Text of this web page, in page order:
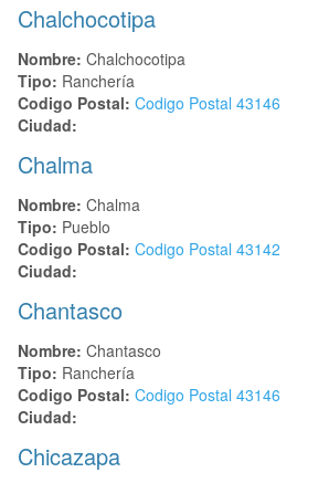
Chalchocotipa
Nombre: Chalchocotipa
Tipo: Ranchería
Codigo Postal: Codigo Postal 43146
Ciudad:
Chalma
Nombre: Chalma
Tipo: Pueblo
Codigo Postal: Codigo Postal 43142
Ciudad:
Chantasco
Nombre: Chantasco
Tipo: Ranchería
Codigo Postal: Codigo Postal 43146
Ciudad:
Chicazapa